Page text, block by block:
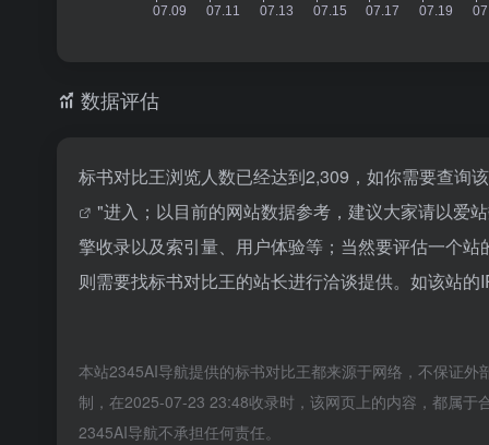
数据评估
标书对比王浏览人数已经达到2,309，如你需要查询
"进入；以目前的网站数据参考，建议大家请以爱
擎收录以及索引量、用户体验等；当然要评估一个
则需要找标书对比王的站长进行洽谈提供。如该站
本站2345AI导航提供的标书对比王都来源于网络，不保证
制，在2025-07-23 23:48收录时，该网页上的内容，都属
2345AI导航不承担任何责任。